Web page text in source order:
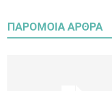
ΠΑΡΟΜΟΙΑ ΑΡΘΡΑ